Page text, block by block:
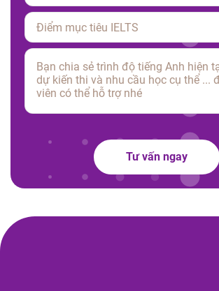
Please leave this field empty.
Tư vấn ngay